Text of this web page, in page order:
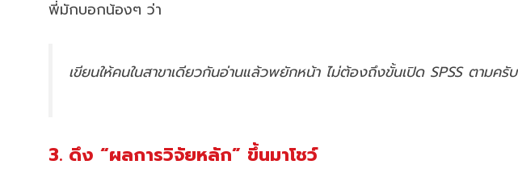
พี่มักบอกน้องๆ ว่า
เขียนให้คนในสาขาเดียวกันอ่านแล้วพยักหน้า ไม่ต้องถึงขั้นเปิด SPSS ตามครับ
3. ดึง “ผลการวิจัยหลัก” ขึ้นมาโชว์